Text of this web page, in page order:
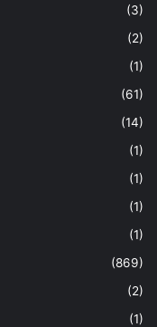
(3)
(2)
(1)
(61)
(14)
(1)
(1)
(1)
(1)
(869)
(2)
(1)